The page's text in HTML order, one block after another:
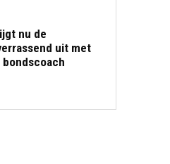
nu de
uit met
bondscoach